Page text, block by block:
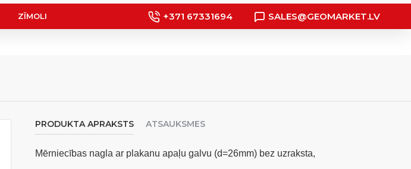
ZĪMOLI +371 67331694 SALES@GEOMARKET.LV
PRODUKTA APRAKSTS ATSAUKSMES
Mērniecības nagla ar plakanu apaļu galvu (d=26mm) bez uzraksta,